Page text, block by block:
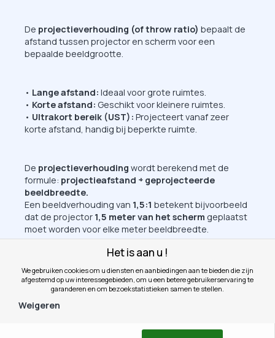
De projectieverhouding (of throw ratio) bepaalt de
afstand tussen projector en scherm voor een
bepaalde beeldgrootte.
• Lange afstand: Ideaal voor grote ruimtes.
• Korte afstand: Geschikt voor kleinere ruimtes.
• Ultrakort bereik (UST): Projecteert vanaf zeer
korte afstand, handig bij beperkte ruimte.
De projectieverhouding wordt berekend met de
formule: projectieafstand ÷ geprojecteerde
beeldbreedte.
Een beeldverhouding van 1,5:1 betekent bijvoorbeeld
dat de projector 1,5 meter van het scherm geplaatst
moet worden voor elke meter beeldbreedte.
Het is aan u !
We gebruiken cookies om u diensten en aanbiedingen aan te bieden die zijn
afgestemd op uw interessegebieden, om u een betere gebruikerservaring te
garanderen en om bezoekstatistieken samen te stellen.
Weigeren